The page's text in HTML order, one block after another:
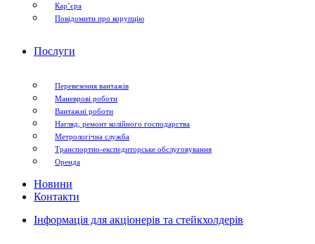
Кар’єра
Повідомити про корупцію
Послуги
Перевезення вантажів
Маневрові роботи
Вантажні роботи
Нагляд, ремонт колійного господарства
Метрологічна служба
Транспортно-експедиторське обслуговування
Оренда
Новини
Контакти
Інформація для акціонерів та стейкхолдерів